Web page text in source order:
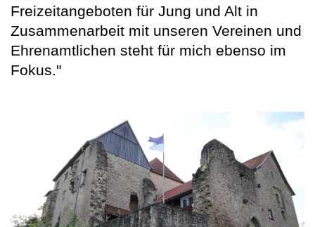
Freizeitangeboten für Jung und Alt in
Zusammenarbeit mit unseren Vereinen und
Ehrenamtlichen steht für mich ebenso im
Fokus."